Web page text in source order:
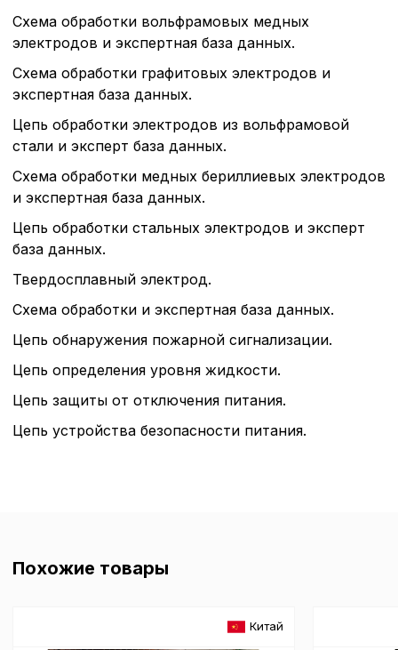
Схема обработки вольфрамовых медных
электродов и экспертная база данных.
Схема обработки графитовых электродов и
экспертная база данных.
Цепь обработки электродов из вольфрамовой
стали и эксперт база данных.
Схема обработки медных бериллиевых электродов
и экспертная база данных.
Цепь обработки стальных электродов и эксперт
база данных.
Твердосплавный электрод.
Схема обработки и экспертная база данных.
Цепь обнаружения пожарной сигнализации.
Цепь определения уровня жидкости.
Цепь защиты от отключения питания.
Цепь устройства безопасности питания.
Похожие товары
Китай
определять
страницы и
Сохранить выбор